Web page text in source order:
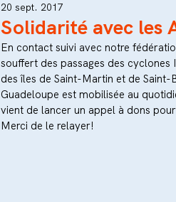
Solidarité avec les
20 sept. 2017
En contact suivi avec notre
souffert des passages des cyclones
des îles de Saint-Martin et de
Guadeloupe est mobilisée au
vient de lancer un appel à dons
Merci de le relayer!